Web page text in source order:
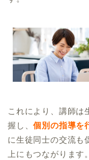
これにより、講師は
握し、個別の指導を
に生徒同士の交流も
上にもつながります。